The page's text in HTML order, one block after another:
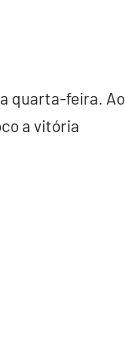
quarta-feira. Ao
a vitória